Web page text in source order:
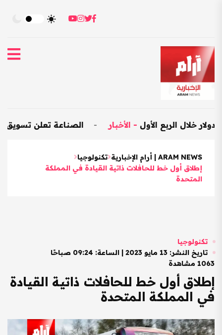
الصناعة تعلن تسويق 25 ألف متر مكعب من المواد الإنشائية - -الأخبار
ARAM NEWS | أرام الإخبارية
تكنولوجيا
إطلاق أول خط للحافلات ذاتية القيادة في المملكة
المتحدة
تكنولوجيا
تاريخ النشر: 13 مايو 2023 | الساعة: 09:24 صباحًا
1063 مشاهدة
إطلاق أول خط للحافلات ذاتية القيادة
في المملكة المتحدة